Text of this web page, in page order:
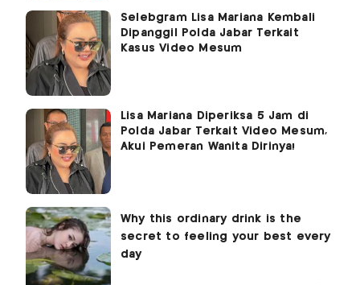
Selebgram Lisa Mariana Kembali
Dipanggil Polda Jabar Terkait
Kasus Video Mesum
Lisa Mariana Diperiksa 5 Jam di
Polda Jabar Terkait Video Mesum,
Akui Pemeran Wanita Dirinya!